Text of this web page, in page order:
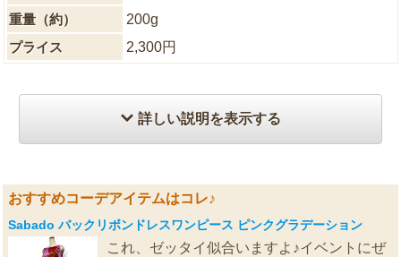
重量（約）
200g
プライス
2,300円
詳しい説明を表示する
おすすめコーデアイテムはコレ♪
Sabado バックリボンドレスワンピース ピンクグラデーション
これ、ゼッタイ似合いますよ♪イベントにぜ